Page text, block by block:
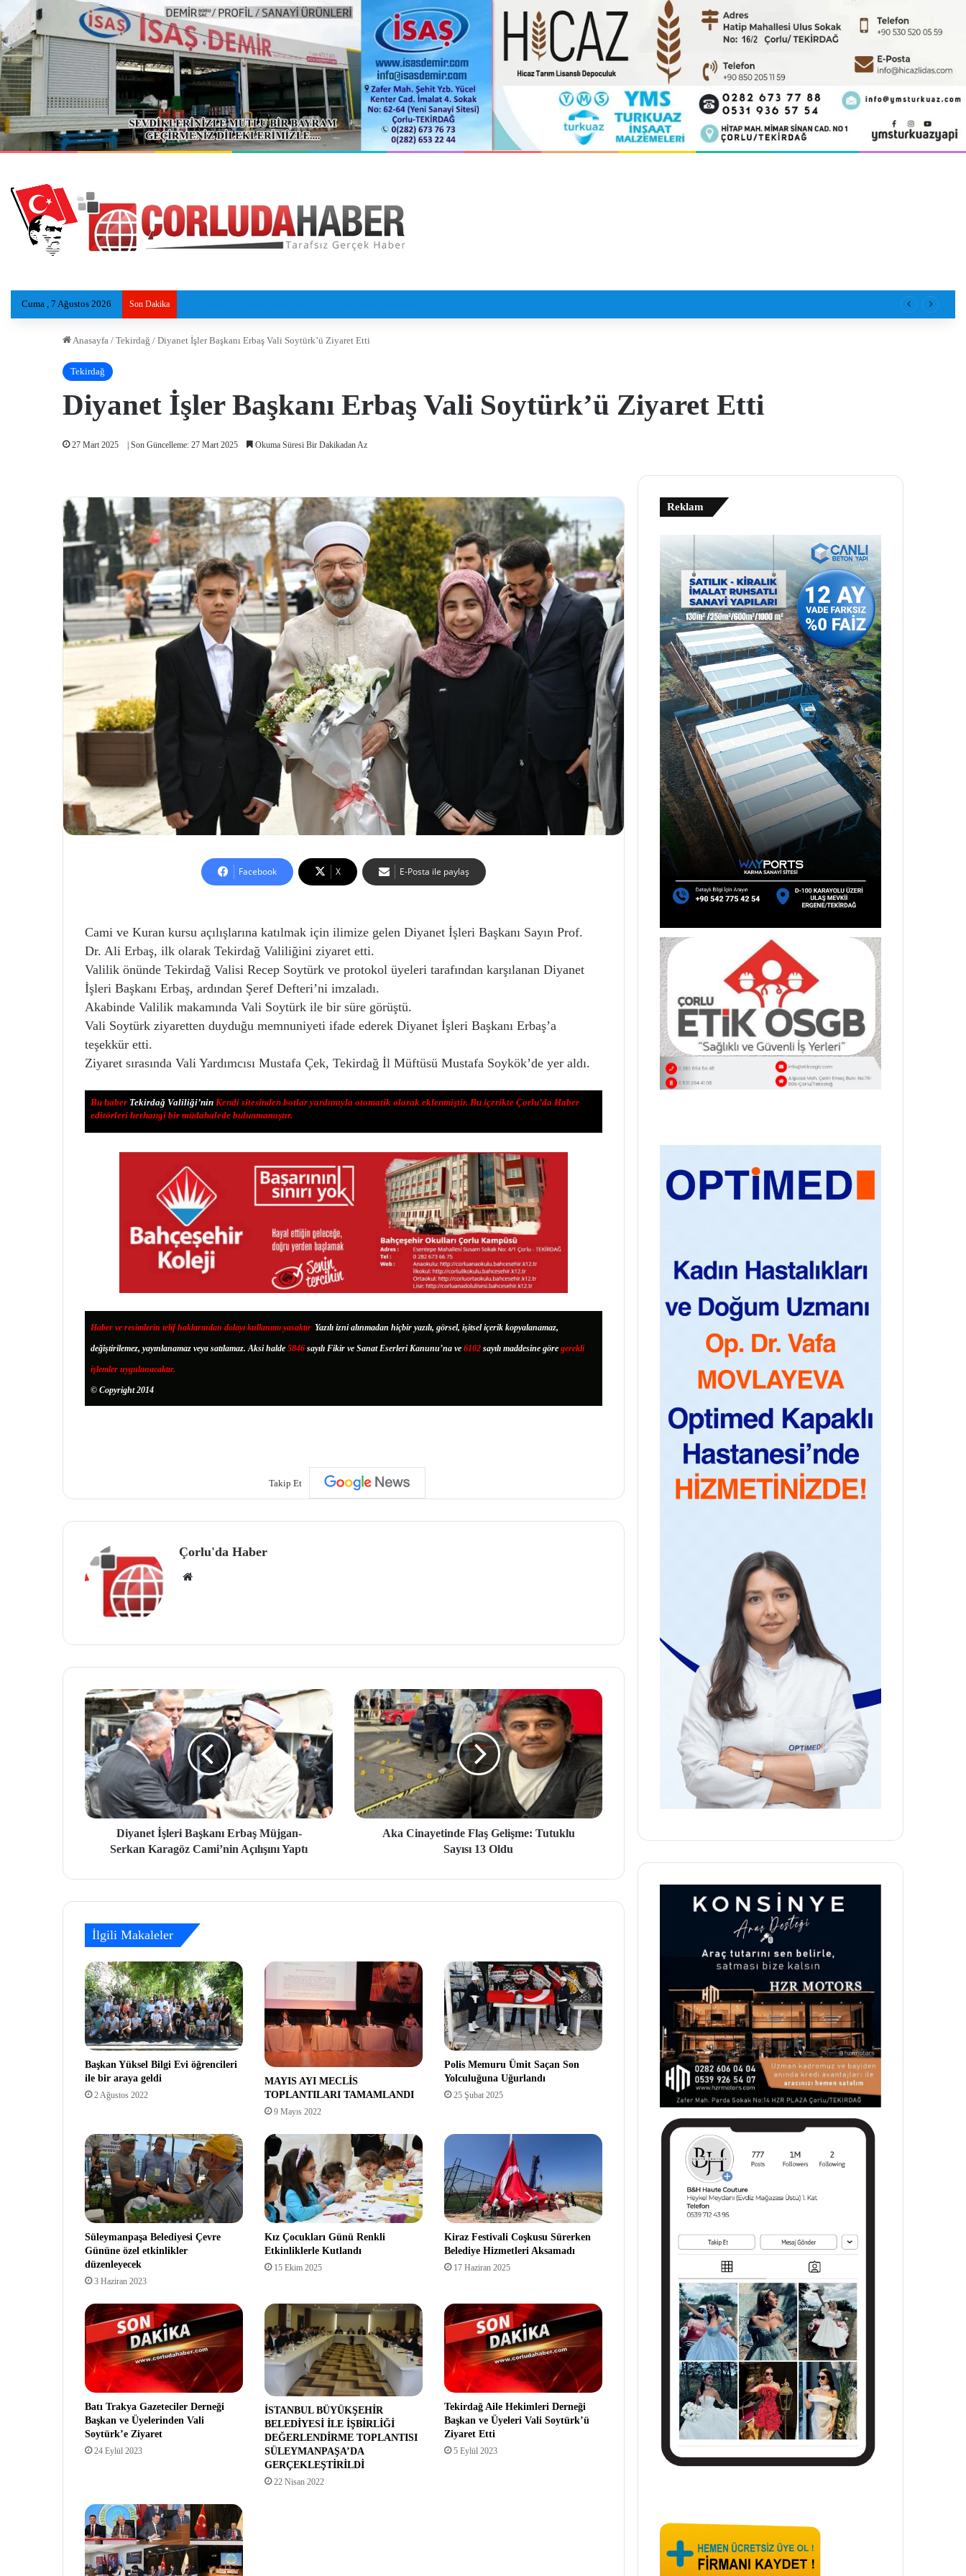
Cuma , 7 Ağustos 2026 Son Dakika
Anasayfa / Tekirdağ / Diyanet İşler Başkanı Erbaş Vali Soytürk’ü Ziyaret Etti
Tekirdağ
Diyanet İşler Başkanı Erbaş Vali Soytürk’ü Ziyaret Etti
27 Mart 2025 | Son Güncelleme: 27 Mart 2025 Okuma Süresi Bir Dakikadan Az
Facebook X E-Posta ile paylaş
Cami ve Kuran kursu açılışlarına katılmak için ilimize gelen Diyanet İşleri Başkanı Sayın Prof.
Dr. Ali Erbaş, ilk olarak Tekirdağ Valiliğini ziyaret etti.
Valilik önünde Tekirdağ Valisi Recep Soytürk ve protokol üyeleri tarafından karşılanan Diyanet
İşleri Başkanı Erbaş, ardından Şeref Defteri’ni imzaladı.
Akabinde Valilik makamında Vali Soytürk ile bir süre görüştü.
Vali Soytürk ziyaretten duyduğu memnuniyeti ifade ederek Diyanet İşleri Başkanı Erbaş’a
teşekkür etti.
Ziyaret sırasında Vali Yardımcısı Mustafa Çek, Tekirdağ İl Müftüsü Mustafa Soykök’de yer aldı.
Bu haber Tekirdağ Valiliği’ninKendi sitesinden botlar yardımıyla otomatik olarak eklenmiştir. Bu içerikte Çorlu’da Haber
editörleri herhangi bir müdahalede bulunmamıştır.
Haber ve resimlerin telif haklarından dolayı kullanımı yasaktır. Yazılı izni alınmadan hiçbir yazılı, görsel, işitsel içerik kopyalanamaz,
değiştirilemez, yayınlanamaz veya satılamaz. Aksi halde 5846 sayılı Fikir ve Sanat Eserleri Kanunu’na ve 6102 sayılı maddesine göre gerekli
işlemler uygulanacaktır.
© Copyright 2014
Takip Et
Çorlu'da Haber
Diyanet İşleri Başkanı Erbaş Müjgan-
Serkan Karagöz Cami’nin Açılışını Yaptı
Aka Cinayetinde Flaş Gelişme: Tutuklu
Sayısı 13 Oldu
İlgili Makaleler
Başkan Yüksel Bilgi Evi öğrencileri
ile bir araya geldi
2 Ağustos 2022
MAYIS AYI MECLİS
TOPLANTILARI TAMAMLANDI
9 Mayıs 2022
Polis Memuru Ümit Saçan Son
Yolculuğuna Uğurlandı
25 Şubat 2025
Süleymanpaşa Belediyesi Çevre
Gününe özel etkinlikler
düzenleyecek
3 Haziran 2023
Kız Çocukları Günü Renkli
Etkinliklerle Kutlandı
15 Ekim 2025
Kiraz Festivali Coşkusu Sürerken
Belediye Hizmetleri Aksamadı
17 Haziran 2025
Batı Trakya Gazeteciler Derneği
Başkan ve Üyelerinden Vali
Soytürk’e Ziyaret
24 Eylül 2023
İSTANBUL BÜYÜKŞEHİR
BELEDİYESİ İLE İŞBİRLİĞİ
DEĞERLENDİRME TOPLANTISI
SÜLEYMANPAŞA’DA
GERÇEKLEŞTİRİLDİ
22 Nisan 2022
Tekirdağ Aile Hekimleri Derneği
Başkan ve Üyeleri Vali Soytürk’ü
Ziyaret Etti
5 Eylül 2023
Reklam